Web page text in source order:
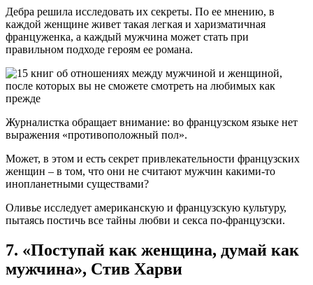
Дебра решила исследовать их секреты. По ее мнению, в
каждой женщине живет такая легкая и харизматичная
француженка, а каждый мужчина может стать при
правильном подходе героям ее романа.
Журналистка обращает внимание: во французском языке нет
выражения «противоположный пол».
Может, в этом и есть секрет привлекательности французских
женщин – в том, что они не считают мужчин какими-то
инопланетными существами?
Оливье исследует американскую и французскую культуру,
пытаясь постичь все тайны любви и секса по-французски.
7. «Поступай как женщина, думай как
мужчина», Стив Харви